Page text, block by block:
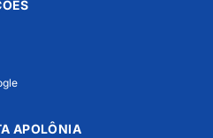
APOLÔNIA